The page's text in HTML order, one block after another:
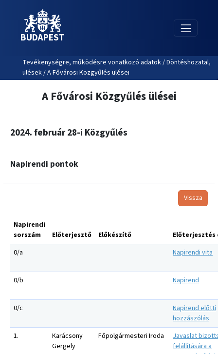
BUDAPEST
Tevékenységre, működésre vonatkozó adatok / Döntéshozatal,
ülések / A Fővárosi Közgyűlés ülései
A Fővárosi Közgyűlés ülései
2024. február 28-i Közgyűlés
Napirendi pontok
Vissza
Napirendi
sorszám
Előterjesztő Előkészítő
Előterjesztés
0/a
Napirendi vita
0/b Napirend
0/c
Napirend előtti
hozzászólás
1.
Karácsony
Gergely
Főpolgármesteri Iroda
Javaslat
felállítására a